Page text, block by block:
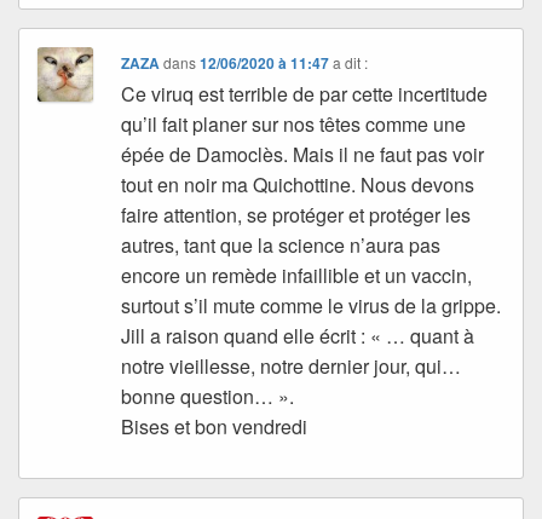
ZAZA dans12/06/2020 à 11:47 a dit :
Ce viruq est terrible de par cette incertitude
qu’il fait planer sur nos têtes comme une
épée de Damoclès. Mais il ne faut pas voir
tout en noir ma Quichottine. Nous devons
faire attention, se protéger et protéger les
autres, tant que la science n’aura pas
encore un remède infaillible et un vaccin,
surtout s’il mute comme le virus de la grippe.
Jill a raison quand elle écrit : « … quant à
notre vieillesse, notre dernier jour, qui…
bonne question… ».
Bises et bon vendredi